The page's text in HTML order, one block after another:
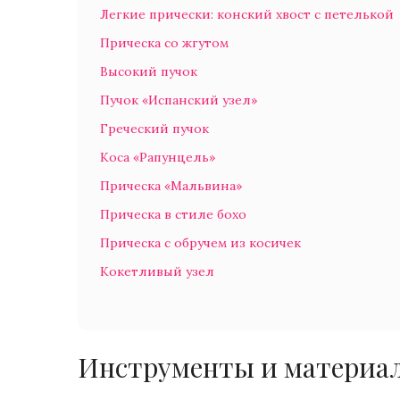
Легкие прически: конский хвост с петелькой
Прическа со жгутом
Высокий пучок
Пучок «Испанский узел»
Греческий пучок
Коса «Рапунцель»
Прическа «Мальвина»
Прическа в стиле бохо
Прическа с обручем из косичек
Кокетливый узел
Инструменты и